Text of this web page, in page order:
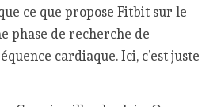
ce que propose Fitbit sur le
phase de recherche de
cardiaque. Ici, c’est juste